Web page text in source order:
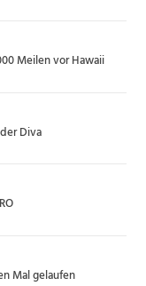
Meilen vor Hawaii
Diva
Mal gelaufen